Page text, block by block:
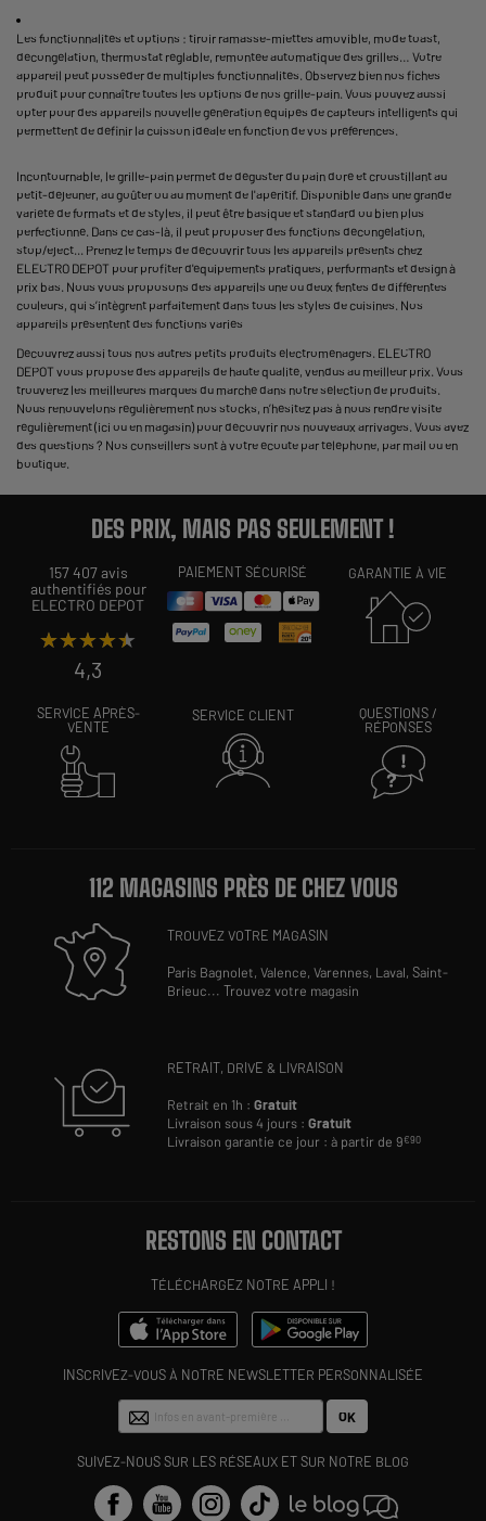
Les fonctionnalités et options : tiroir ramasse-miettes amovible, mode toast,
décongélation, thermostat réglable, remontée automatique des grilles… Votre
appareil peut posséder de multiples fonctionnalités. Observez bien nos fiches
produit pour connaître toutes les options de nos grille-pain. Vous pouvez aussi
opter pour des appareils nouvelle génération équipés de capteurs intelligents qui
permettent de définir la cuisson idéale en fonction de vos préférences.
Incontournable, le grille-pain permet de déguster du pain doré et croustillant au
petit-déjeuner, au goûter ou au moment de l'apéritif. Disponible dans une grande
variété de formats et de styles, il peut être basique et standard ou bien plus
perfectionné. Dans ce cas-là, il peut proposer des fonctions décongélation,
stop/eject... Prenez le temps de découvrir tous les appareils présents chez
ELECTRO DEPOT pour profiter d'équipements pratiques, performants et design à
prix bas. Nous vous proposons des appareils une ou deux fentes de différentes
couleurs, qui s’intègrent parfaitement dans tous les styles de cuisines. Nos
appareils présentent des fonctions variés
Découvrez aussi tous nos autres petits produits électroménagers. ELECTRO
DEPOT vous propose des appareils de haute qualité, vendus au meilleur prix. Vous
trouverez les meilleures marques du marché dans notre sélection de produits.
Nous renouvelons régulièrement nos stocks, n’hésitez pas à nous rendre visite
régulièrement (ici ou en magasin) pour découvrir nos nouveaux arrivages. Vous avez
des questions ? Nos conseillers sont à votre écoute par téléphone, par mail ou en
boutique.
DES PRIX, MAIS PAS SEULEMENT !
157 407 avis
authentifiés pour
ELECTRO DEPOT
★★★★★
★★★★★
4,3
PAIEMENT SÉCURISÉ GARANTIE À VIE
SERVICE APRÈS-
VENTE
SERVICE CLIENT
QUESTIONS /
RÉPONSES
112 MAGASINS PRÈS DE CHEZ VOUS
TROUVEZ VOTRE MAGASIN
Paris Bagnolet,Valence,Varennes, Laval,Saint-
Brieuc...Trouvez votre magasin
RETRAIT, DRIVE & LIVRAISON
Retrait en 1h :Gratuit
Livraison sous 4 jours :Gratuit
Livraison garantie ce jour : à partir de 9€90
RESTONS EN CONTACT
TÉLÉCHARGEZ NOTRE APPLI !
INSCRIVEZ-VOUS À NOTRE NEWSLETTER PERSONNALISÉE
OK
SUIVEZ-NOUS SUR LES RÉSEAUX ET SUR NOTRE BLOG